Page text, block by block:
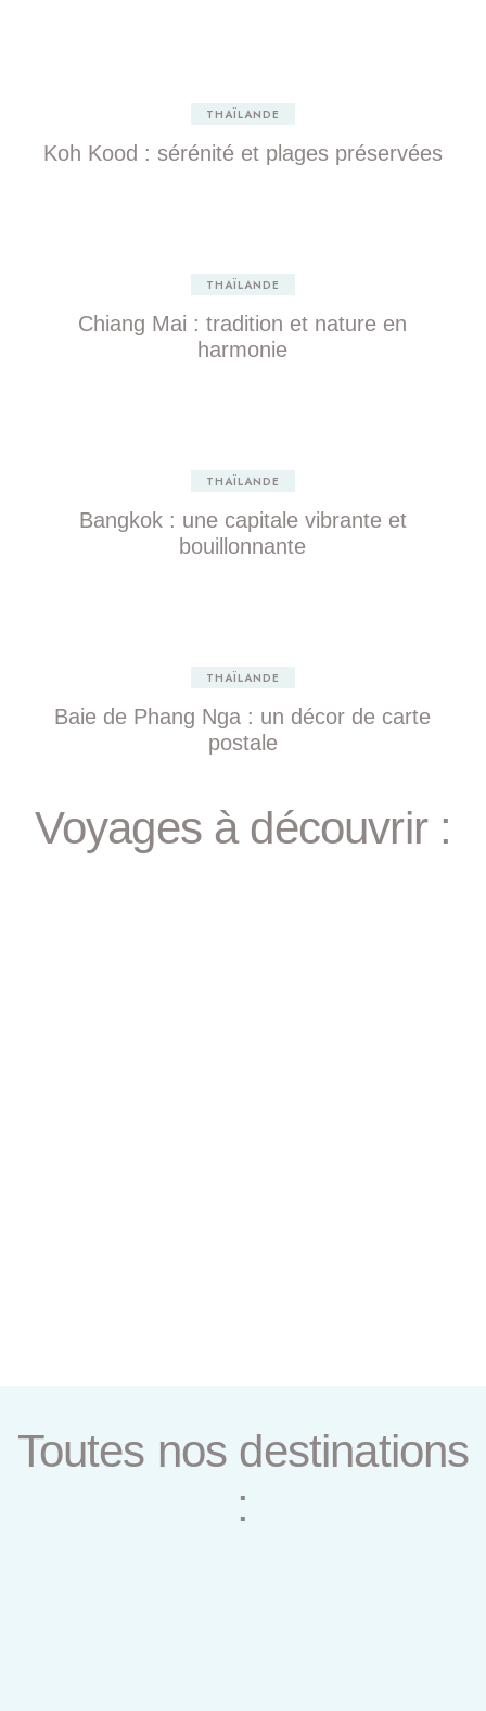
THAÏLANDE
Koh Kood : sérénité et plages préservées
THAÏLANDE
Chiang Mai : tradition et nature en
harmonie
THAÏLANDE
Bangkok : une capitale vibrante et
bouillonnante
THAÏLANDE
Baie de Phang Nga : un décor de carte
postale
Voyages à découvrir :
Toutes nos destinations
: